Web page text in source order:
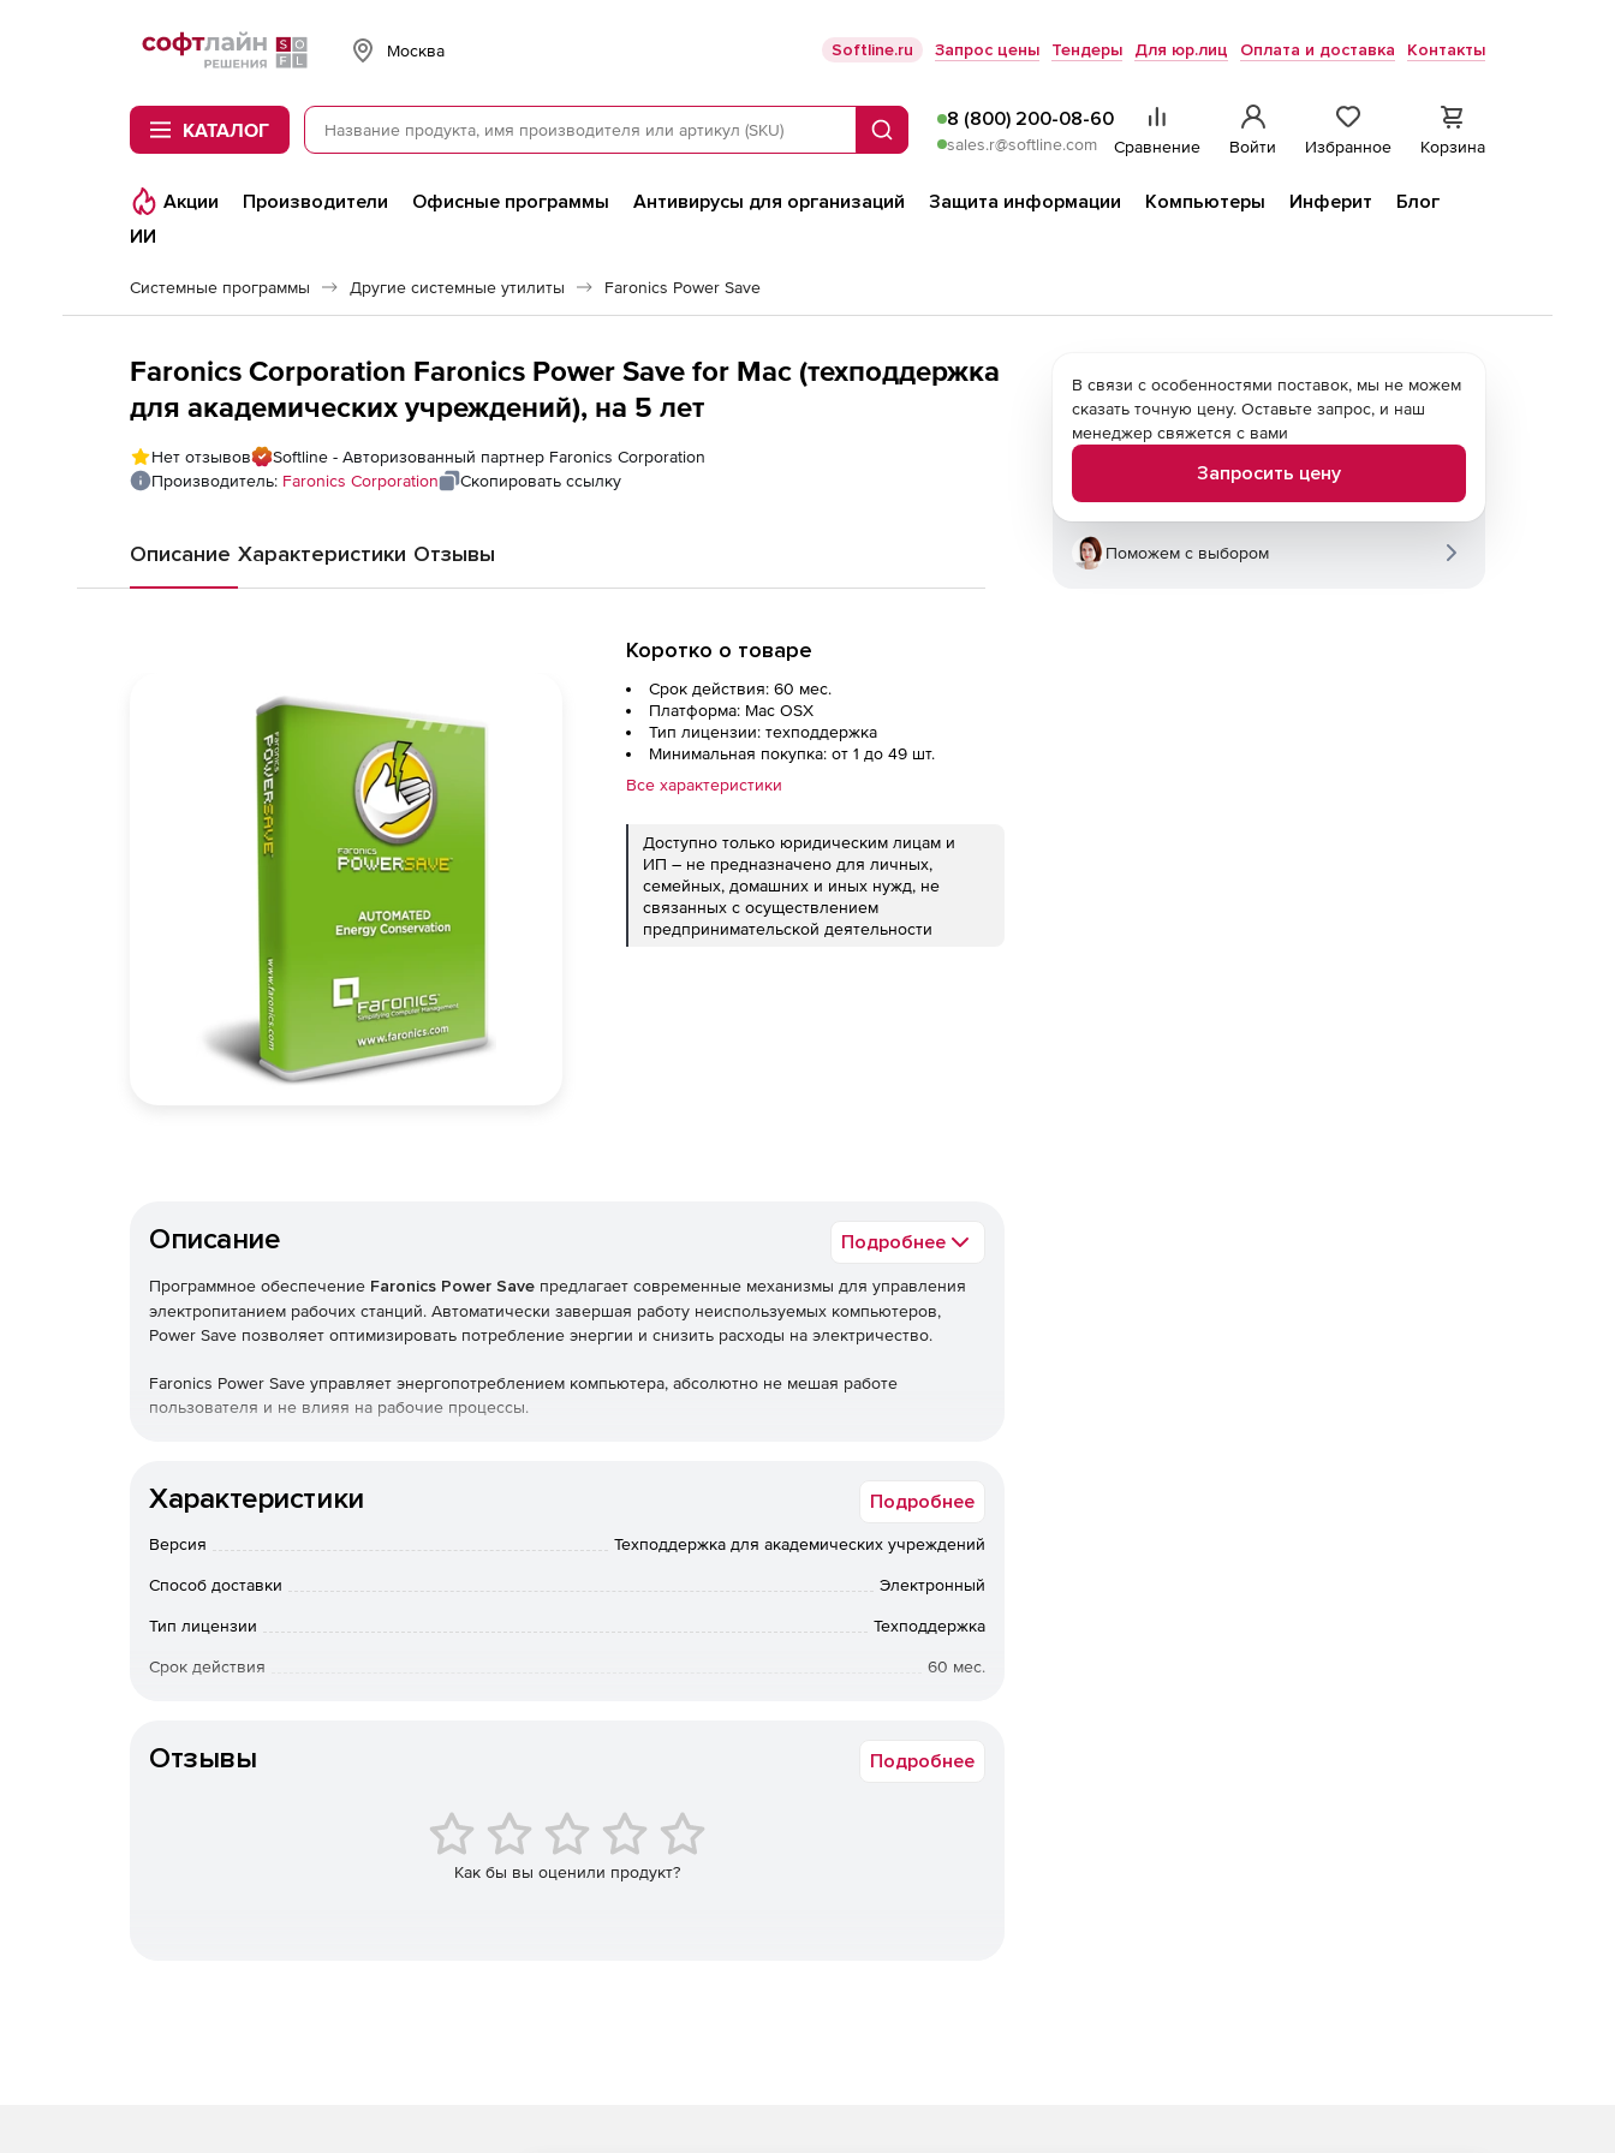
Softline
Москва Softline.ru Запрос цены Тендеры Для юр.лиц Оплата и доставка Контакты
КАТАЛОГ Поиск
8 (800) 200-08-60
sales.r@softline.com Сравнение Войти Избранное Корзина
Акции Производители Офисные программы Антивирусы для организаций Защита информации Компьютеры Инферит
Блог
ИИ
Системные программы Другие системные утилиты Faronics Power Save
Faronics Corporation Faronics Power Save for Mac (техподдержка
для академических учреждений), на 5 лет
Нет отзывов
Softline - Авторизованный партнер Faronics Corporation
Производитель: Faronics Corporation Скопировать ссылку
Описание Характеристики Отзывы
Коротко о товаре
Срок действия: 60 мес.
Платформа: Mac OSX
Тип лицензии: техподдержка
Минимальная покупка: от 1 до 49 шт.
Все характеристики
Доступно только юридическим лицам и
ИП – не предназначено для личных,
семейных, домашних и иных нужд, не
связанных с осуществлением
предпринимательской деятельности
Описание Подробнее
Программное обеспечение Faronics Power Save предлагает современные механизмы для управления
электропитанием рабочих станций. Автоматически завершая работу неиспользуемых компьютеров,
Power Save позволяет оптимизировать потребление энергии и снизить расходы на электричество.
Faronics Power Save управляет энергопотреблением компьютера, абсолютно не мешая работе
пользователя и не влияя на рабочие процессы.
клавиатуры, мыши, выполняемых приложений прежде, чем отключить питание. Продукт доступен для
Версия Power Save Enterprise предназначена для предприятий с рабочими станциями Windows и
Управление энергопотреблением, не нарушающее рабочих процессов
Power Save – инструмент для управления энергопотреблением компьютеров, который позволяет
заметно сократить объемы неэкономно расходуемой энергии, не нарушая при этом актуальных
процессов администрирования и не воздействуя на выполняемые пользовательские приложения или
Характеристики Подробнее
Версия Техподдержка для академических учреждений
Способ доставки Электронный
Тип лицензии Техподдержка
Срок действия 60 мес.
Отзывы Подробнее
Как бы вы оценили продукт?
В связи с особенностями поставок, мы не можем
сказать точную цену. Оставьте запрос, и наш
менеджер свяжется с вами
Запросить цену
Поможем с выбором